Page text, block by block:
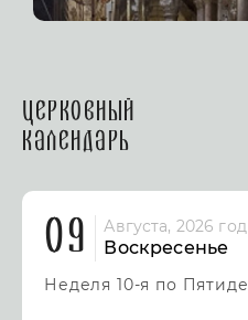
Церковный
календарь
09 Августа, 2026 год
Воскресенье